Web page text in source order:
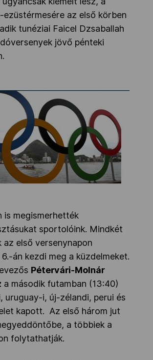
ezüstérmesére az első körben
tunéziai Faicel Dzsaballah
jövő pénteki
is megismerhették
sportolóink. Mindkét
az első versenynapon
án kezdi meg a küzdelmeket.
Pétervári-Molnár
a második futamban (13:40)
uruguay-i, új-zélandi, perui és
kapott. Az első három jut
a többiek a
folytathatják.